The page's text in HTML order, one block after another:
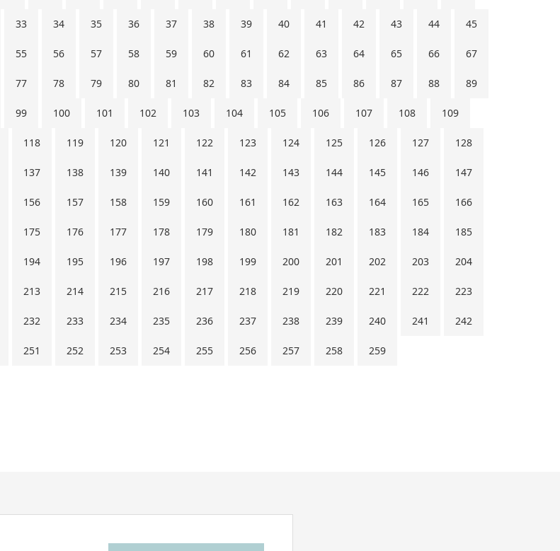
33 34 35 36 37 38 39 40 41 42 43 44 45
55 56 57 58 59 60 61 62 63 64 65 66 67
77 78 79 80 81 82 83 84 85 86 87 88 89
99 100 101 102 103 104 105 106 107 108 109
118 119 120 121 122 123 124 125 126 127 128
137 138 139 140 141 142 143 144 145 146 147
156 157 158 159 160 161 162 163 164 165 166
175 176 177 178 179 180 181 182 183 184 185
194 195 196 197 198 199 200 201 202 203 204
213 214 215 216 217 218 219 220 221 222 223
232 233 234 235 236 237 238 239 240 241 242
251 252 253 254 255 256 257 258 259